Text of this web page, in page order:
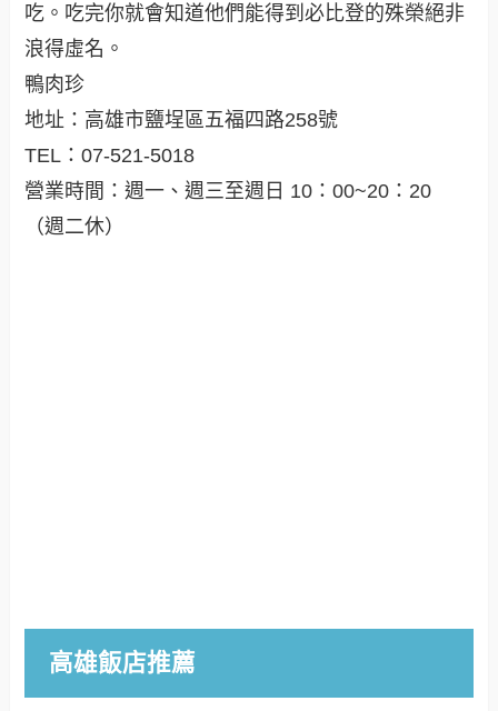
吃。吃完你就會知道他們能得到必比登的殊榮絕非
浪得虛名。
鴨肉珍
地址：高雄市鹽埕區五福四路258號
TEL：07-521-5018
營業時間：週一、週三至週日 10：00~20：20
（週二休）
高雄飯店推薦